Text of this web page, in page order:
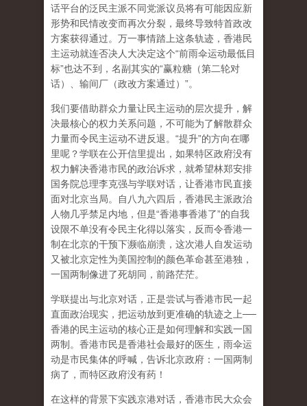
话平台的泛民主派不同党派议员将有可能因应新
形势和民情改变而再次分裂，最终导致特首政改
方案获得通过。万一事情踏上这条轨迹，香港民
主运动就连否决人大决定这个“前雨伞运动最低目
标”也达不到，名副其实的“赢粒糖（第二轮对
话）、输间厂（政改方案通过）”。
我们要借助群众力量让民主运动的层次提升，解
决最核心的权力关系问题，不可能为了解散群众
力量而令民主运动不进反退。“提升”的方向在哪
里呢？学联在公开信里提出，如果特区政府没有
权力解决香港市民的政治诉求，就希望林郑安排
国务院总理李克强与学联对话，让香港市民直接
面对北京当局。自八九六四后，香港民主派政治
人物几乎禁足内地，但是“香港事香港了”的自我
设限不单没有令民主化得以落实，反而令香港一
制在北京的干预下濒临崩溃，这次港人自发运动
又被北京定性为美国控制的颜色革命甚至港独，
一国两制像进了死胡同，前路茫茫。
学联提出与北京对话，正是尝试与香港市民一起
直面政治现实，把运动放到更准确的轨迹之上──
香港的民主运动的核心正是如何理解和实践一国
两制。香港市民是香港社会最好的医生，雨伞运
动是市民集体的呼喊，告诉北京政府：一国两制
病了，而特区政府没有药！
在这样的背景下实践京港对话，香港市民大众会